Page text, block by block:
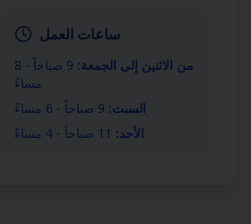
ساعات العمل
من الاثنين إلى الجمعة:
9 صباحاً - 8
مساءً
السبت: 9 صباحاً - 6 مساءً
الأحد: 11 صباحاً - 4 مساءً